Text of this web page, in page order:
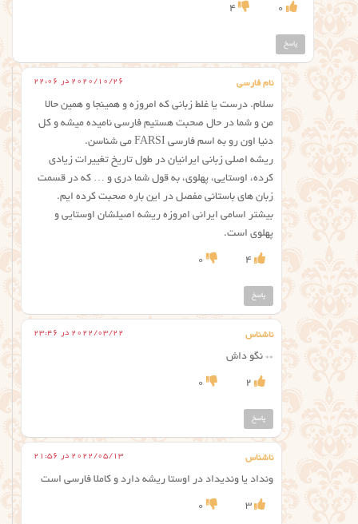
0
4
پاسخ
نام فارسی 2020/10/26 در 22:06
سلام. درست یا غلط زبانی که امروزه و همینجا و همین حالا
من و شما در حال صحبت هستیم فارسی نامیده میشه و کل
دنیا اون رو به اسم فارسی FARSI می شناسن.
ریشه اصلی زبانی ایرانیان در طول تاریخ تغییرات زیادی
کرده، اوستایی، پهلوی، به قول شما دری و … که در قسمت
زبان های باستانی مفصل در این باره صحبت کرده ایم.
بیشتر اسامی ایرانی امروزه ریشه اصیلشان اوستایی و
پهلوی است.
4
0
پاسخ
ناشناس 2022/03/22 در 23:46
** نگو داش
2
0
پاسخ
ناشناس 2022/05/13 در 21:56
ونداد یا وندیداد در اوستا ریشه دارد و کاملا فارسی است
3
0